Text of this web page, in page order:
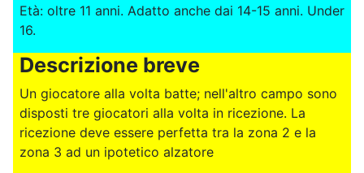
Età: oltre 11 anni. Adatto anche dai 14-15 anni. Under
16.
Descrizione breve
Un giocatore alla volta batte; nell'altro campo sono
disposti tre giocatori alla volta in ricezione. La
ricezione deve essere perfetta tra la zona 2 e la
zona 3 ad un ipotetico alzatore